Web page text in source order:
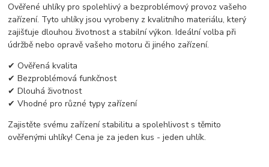
Ověřené uhlíky pro spolehlivý a bezproblémový provoz vašeho
zařízení. Tyto uhlíky jsou vyrobeny z kvalitního materiálu, který
zajišťuje dlouhou životnost a stabilní výkon. Ideální volba při
údržbě nebo opravě vašeho motoru či jiného zařízení.
✔ Ověřená kvalita
✔ Bezproblémová funkčnost
✔ Dlouhá životnost
✔ Vhodné pro různé typy zařízení
Zajistěte svému zařízení stabilitu a spolehlivost s těmito
ověřenými uhlíky! Cena je za jeden kus - jeden uhlík.